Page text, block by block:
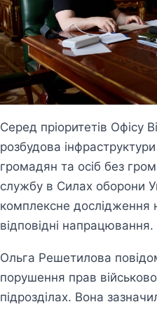
Серед пріоритетів Офісу
розбудова
громадян та осіб без
службу в Силах оборони
комплексне
відповідні напрацювання.
Ольга Решетилова
порушення прав
підрозділах. Вона